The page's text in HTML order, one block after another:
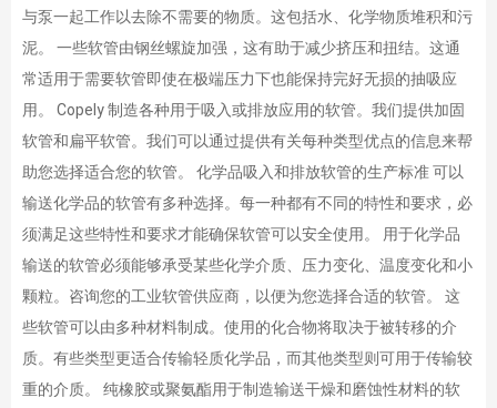
与泵一起工作以去除不需要的物质。这包括水、化学物质堆积和污
泥。 一些软管由钢丝螺旋加强，这有助于减少挤压和扭结。这通
常适用于需要软管即使在极端压力下也能保持完好无损的抽吸应
用。 Copely 制造各种用于吸入或排放应用的软管。我们提供加固
软管和扁平软管。我们可以通过提供有关每种类型优点的信息来帮
助您选择适合您的软管。 化学品吸入和排放软管的生产标准 可以
输送化学品的软管有多种选择。每一种都有不同的特性和要求，必
须满足这些特性和要求才能确保软管可以安全使用。 用于化学品
输送的软管必须能够承受某些化学介质、压力变化、温度变化和小
颗粒。咨询您的工业软管供应商，以便为您选择合适的软管。 这
些软管可以由多种材料制成。使用的化合物将取决于被转移的介
质。有些类型更适合传输轻质化学品，而其他类型则可用于传输较
重的介质。 纯橡胶或聚氨酯用于制造输送干燥和磨蚀性材料的软